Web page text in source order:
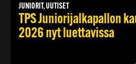
JUNIORIT, UUTISET
TPS Juniorijalkapallon
2026 nyt luettavissa